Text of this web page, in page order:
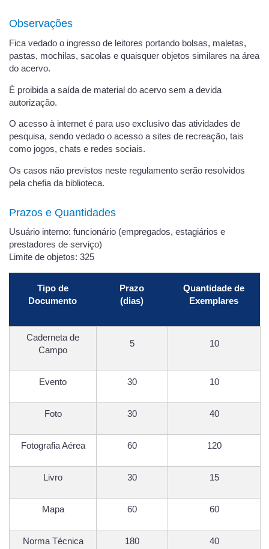
Observações
Fica vedado o ingresso de leitores portando bolsas, maletas,
pastas, mochilas, sacolas e quaisquer objetos similares na área
do acervo.
É proibida a saída de material do acervo sem a devida
autorização.
O acesso à internet é para uso exclusivo das atividades de
pesquisa, sendo vedado o acesso a sites de recreação, tais
como jogos, chats e redes sociais.
Os casos não previstos neste regulamento serão resolvidos
pela chefia da biblioteca.
Prazos e Quantidades
Usuário interno: funcionário (empregados, estagiários e
prestadores de serviço)
Limite de objetos: 325
Tipo de
Documento
Prazo
(dias)
Quantidade de
Exemplares
Caderneta de
Campo
5 10
Evento 30 10
Foto 30 40
Fotografia Aérea 60 120
Livro 30 15
Mapa 60 60
Norma Técnica 180 40